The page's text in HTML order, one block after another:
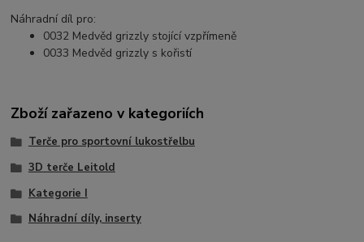
Náhradní díl pro:
0032 Medvěd grizzly stojící vzpřímeně
0033 Medvěd grizzly s kořistí
Zboží zařazeno v kategoriích
Terče pro sportovní lukostřelbu
3D terče Leitold
Kategorie I
Náhradní díly, inserty